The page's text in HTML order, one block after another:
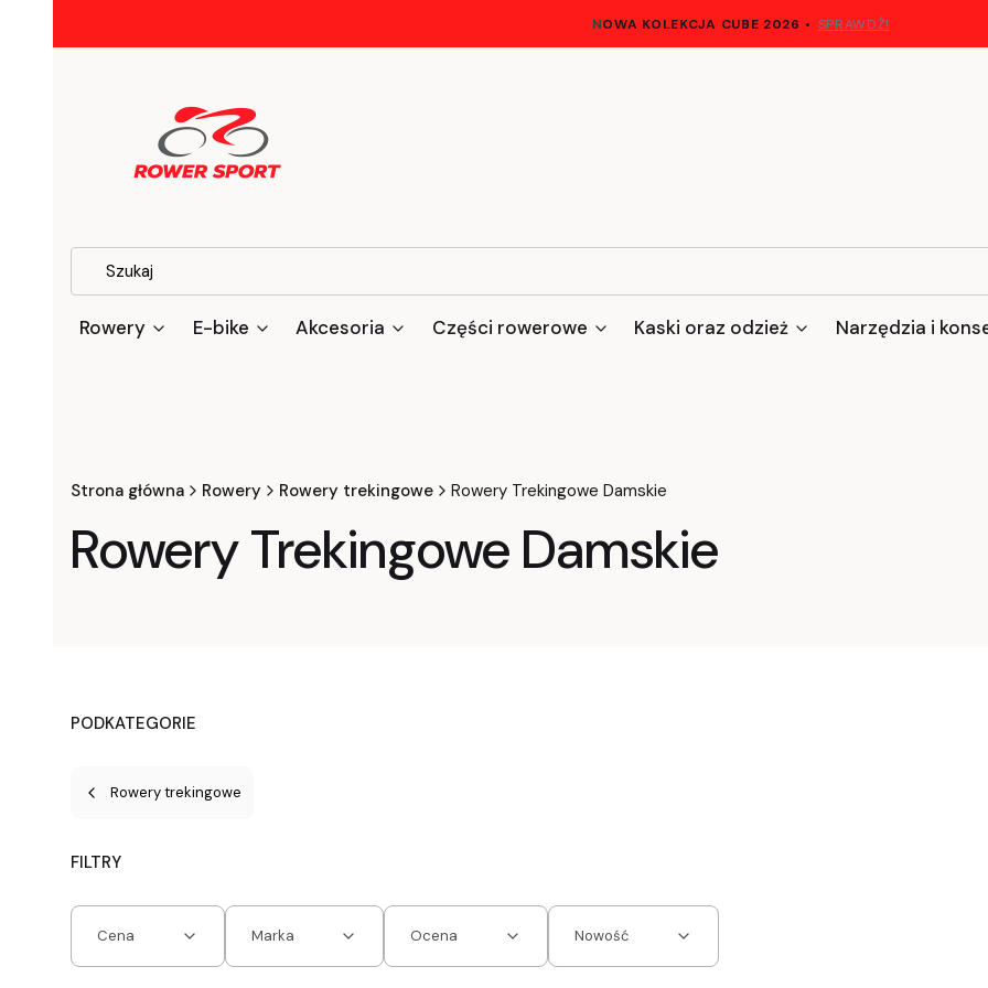
NOWA KOLEKCJA CUBE 2026 • SPRAWDŹ!
Rowery E-bike Akcesoria Części rowerowe Kaski oraz odzież Narzędzia i
Strona główna Rowery Rowery trekingowe Rowery Trekingowe Damskie
Rowery Trekingowe Damskie
PODKATEGORIE
Rowery trekingowe
FILTRY
Cena Marka Ocena Nowość